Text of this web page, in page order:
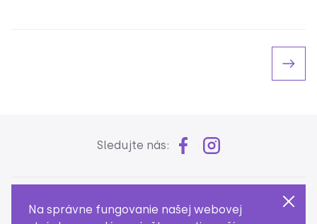
Sledujte nás:
Slovenská spoločnosť aktuárov
Na správne fungovanie našej webovej